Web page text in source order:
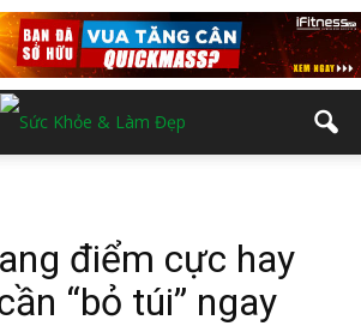
điểm cực hay
“bỏ túi” ngay